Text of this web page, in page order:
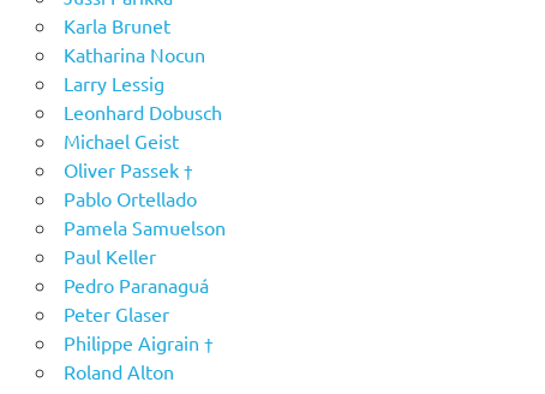
Karla Brunet
Katharina Nocun
Larry Lessig
Leonhard Dobusch
Michael Geist
Oliver Passek †
Pablo Ortellado
Pamela Samuelson
Paul Keller
Pedro Paranaguá
Peter Glaser
Philippe Aigrain †
Roland Alton